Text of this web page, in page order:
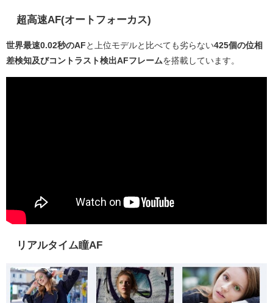
超高速AF(オートフォーカス)
世界最速0.02秒のAF と上位モデルと比べても劣らない425個の位相
差検知及びコントラスト検出AFフレームを搭載しています。
リアルタイム瞳AF